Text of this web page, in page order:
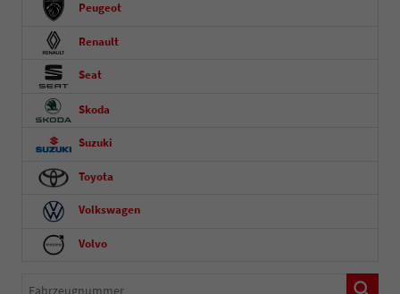
Peugeot
Renault
Seat
Skoda
Suzuki
Toyota
Volkswagen
Volvo
Fahrzeugnummer